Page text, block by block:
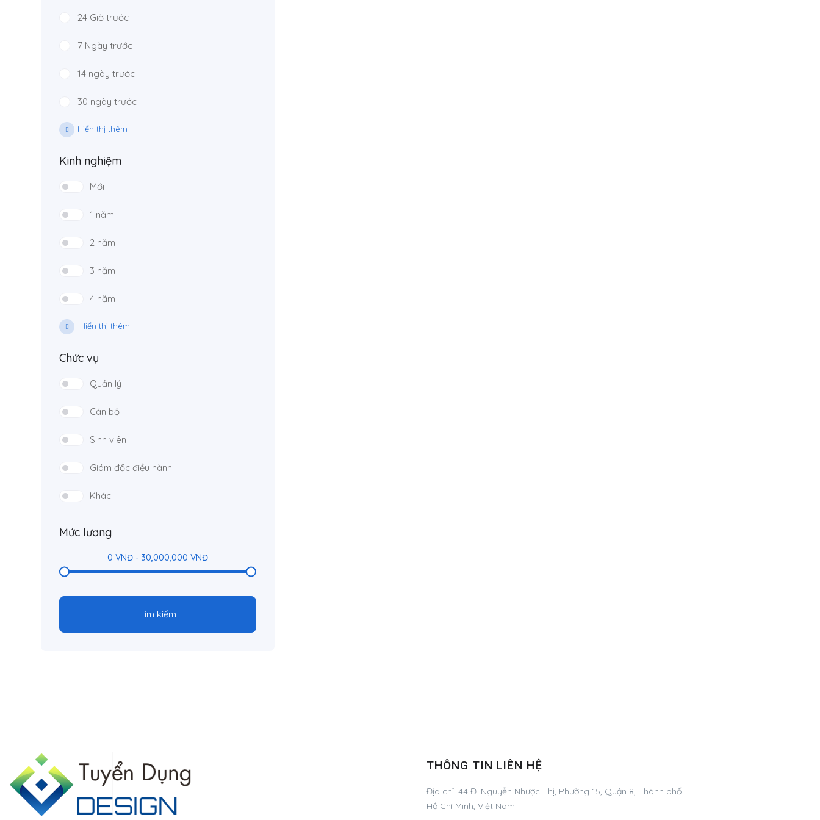
24 Giờ trước
7 Ngày trước
14 ngày trước
30 ngày trước
Hiển thị thêm
Kinh nghiệm
Mới
1 năm
2 năm
3 năm
4 năm
Hiển thị thêm
Chức vụ
Quản lý
Cán bộ
Sinh viên
Giám đốc điều hành
Khác
Mức lương
0 VNĐ - 30,000,000 VNĐ
Tìm kiếm
THÔNG TIN LIÊN HỆ
Địa chỉ: 44 Đ. Nguyễn Nhược Thị, Phường 15, Quận 8, Thành phố
Hồ Chí Minh, Việt Nam